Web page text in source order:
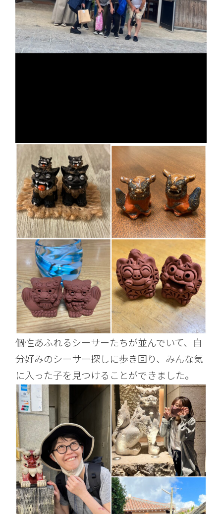
個性あふれるシーサーたちが並んでいて、自
分好みのシーサー探しに歩き回り、みんな気
に入った子を見つけることができました。